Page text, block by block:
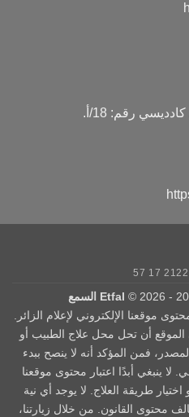
رقم: 18/أ.
Etfal السمع
موقعنا الإلكتروني لإعلام الزائر.
أن تحل محل علاج الطبيب أو
فمن المؤكد أنه لا ينصح ببدء
لا ينبغي أبدًا اعتبار محتوى موقعنا
طريقة العلاج. لا يوجد أي نية
محتوى القانون. من خلال زيارتنا،